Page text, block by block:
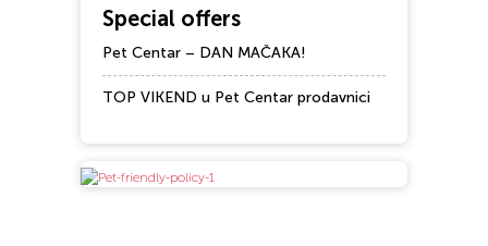
Special offers
Pet Centar – DAN MAČAKA!
TOP VIKEND u Pet Centar prodavnici